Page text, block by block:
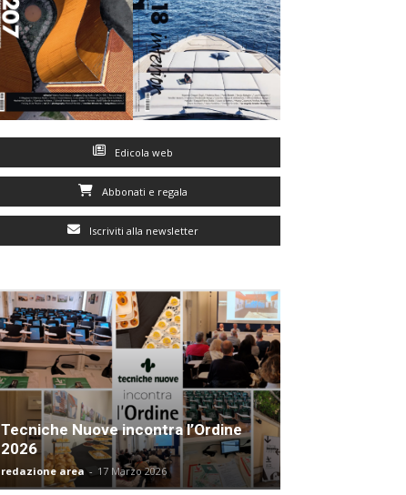
Edicola web
Abbonati e regala
Iscriviti alla newsletter
Tecniche Nuove incontra l’Ordine
2026
redazione area - 17 Marzo 2026